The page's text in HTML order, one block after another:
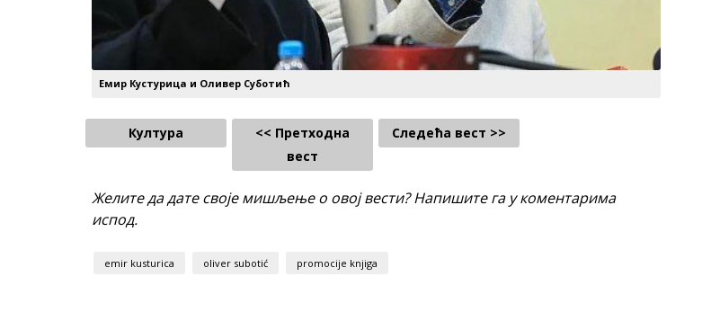
Емир Кустурица и Оливер Суботић
Култура
<< Претходна
вест
Следећа вест >>
Желите да дате своје мишљење о овој вести? Напишите га у коментарима
испод.
emir kusturica oliver subotić promocije knjiga